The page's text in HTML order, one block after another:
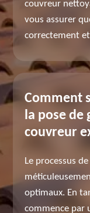
couvreur
vous assurer
correctement
Comment
la pose de
couvreur
Le processus
optimaux. En
commence par